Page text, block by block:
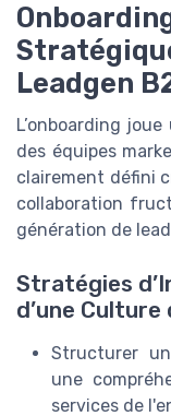
Leadgen
L’onboarding
des équipes
clairement défini
collaboration
génération de
Stratégies
d’une
Structurer
une
services de